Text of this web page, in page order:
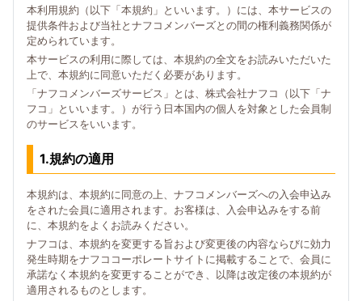
本利用規約（以下「本規約」といいます。）には、本サービスの
提供条件および当社とナフコメンバーズとの間の権利義務関係が
定められています。
本サービスの利用に際しては、本規約の全文をお読みいただいた
上で、本規約に同意いただく必要があります。
「ナフコメンバーズサービス」とは、株式会社ナフコ（以下「ナ
フコ」といいます。）が行う日本国内の個人を対象とした会員制
のサービスをいいます。
1.規約の適用
本規約は、本規約に同意の上、ナフコメンバーズへの入会申込み
をされた会員に適用されます。お客様は、入会申込みをする前
に、本規約をよくお読みください。
ナフコは、本規約を変更する旨および変更後の内容ならびに効力
発生時期をナフココーポレートサイトに掲載することで、会員に
承諾なく本規約を変更することができ、以降は改定後の本規約が
適用されるものとします。